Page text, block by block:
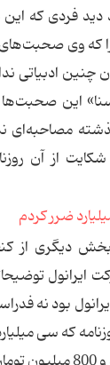
دید فردی كه
كه وی صحبت‌های
چنین ادبیاتی
این
مصاحبه‌ای
شكایت از آن
دیگری از
ایرانول
بود نه
كه سی